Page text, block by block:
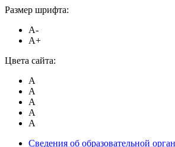
Размер шрифта:
A-
A+
Цвета сайта:
A
A
A
A
A
Сведения об образовательной